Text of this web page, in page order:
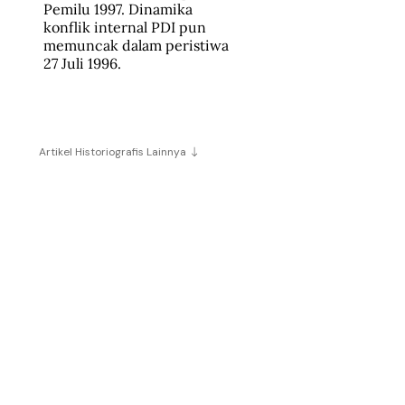
Pemilu 1997. Dinamika
konflik internal PDI pun
memuncak dalam peristiwa
27 Juli 1996.
Artikel Historiografis Lainnya